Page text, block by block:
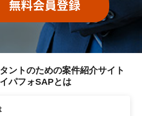
ントのための案件紹介サイト
パフォSAPとは